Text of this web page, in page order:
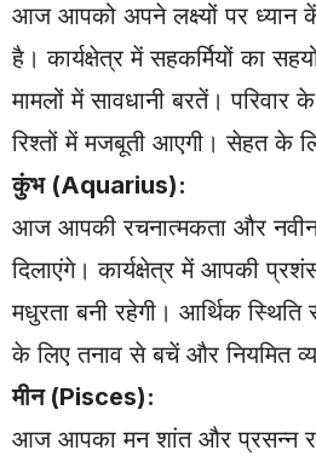
आज आपको अपने लक्ष्यों पर ध्यान
है। कार्यक्षेत्र में सहकर्मियों का
मामलों में सावधानी बरतें। परिवार
रिश्तों में मजबूती आएगी। सेहत के
कुंभ (Aquarius):
आज आपकी रचनात्मकता और
दिलाएंगे। कार्यक्षेत्र में आपकी
मधुरता बनी रहेगी। आर्थिक स्थिति
के लिए तनाव से बचें और नियमित
मीन (Pisces):
आज आपका मन शांत और प्रसन्न